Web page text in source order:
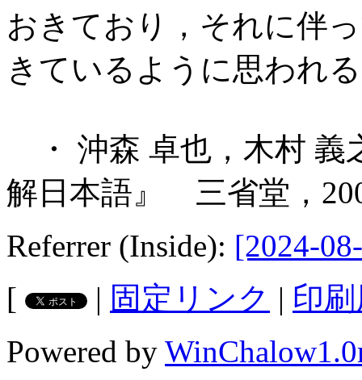
おきており，それに伴
きているように思われ
・ 沖森 卓也，木村
解日本語』 三省堂，
Referrer (Inside): [2024-
[
| 固定リンク | 印
Powered by